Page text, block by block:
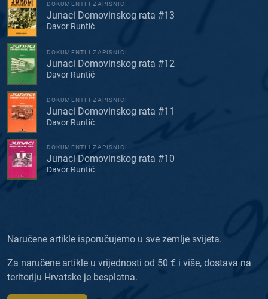
DOKUMENTI I ZAPISNICI
Junaci Domovinskog rata #13
Davor Runtić
DOKUMENTI I ZAPISNICI
Junaci Domovinskog rata #12
Davor Runtić
DOKUMENTI I ZAPISNICI
Junaci Domovinskog rata #11
Davor Runtić
DOKUMENTI I ZAPISNICI
Junaci Domovinskog rata #10
Davor Runtić
Naručene artikle isporučujemo u sve zemlje svijeta.
Za naručene artikle u vrijednosti od 50 € i više, dostava na
teritoriju Hrvatske je besplatna.